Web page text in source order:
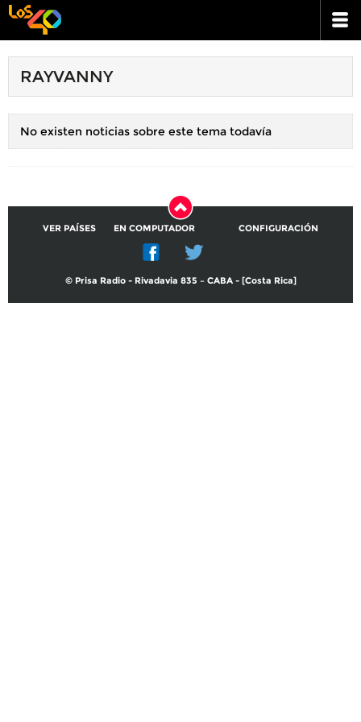
RAYVANNY
No existen noticias sobre este tema todavía
VER PAÍSES EN COMPUTADOR CONFIGURACIÓN
© Prisa Radio - Rivadavia 835 – CABA - [Costa Rica]